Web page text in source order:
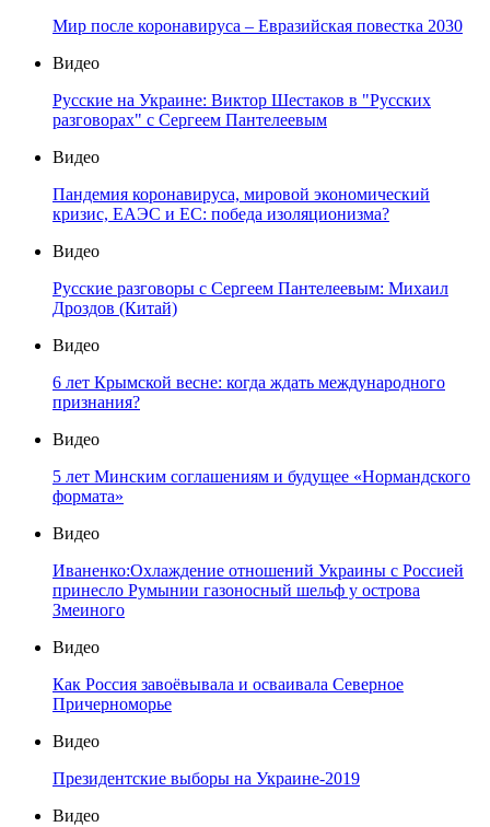
Мир после коронавируса – Евразийская повестка 2030
Видео
Русские на Украине: Виктор Шестаков в "Русских
разговорах" с Сергеем Пантелеевым
Видео
Пандемия коронавируса, мировой экономический
кризис, ЕАЭС и ЕС: победа изоляционизма?
Видео
Русские разговоры с Сергеем Пантелеевым: Михаил
Дроздов (Китай)
Видео
6 лет Крымской весне: когда ждать международного
признания?
Видео
5 лет Минским соглашениям и будущее «Нормандского
формата»
Видео
Иваненко:Охлаждение отношений Украины с Россией
принесло Румынии газоносный шельф у острова
Змеиного
Видео
Как Россия завоёвывала и осваивала Северное
Причерноморье
Видео
Президентские выборы на Украине-2019
Видео